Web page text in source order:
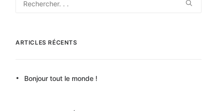
ARTICLES RÉCENTS
Bonjour tout le monde !